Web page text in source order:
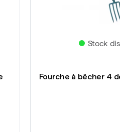
Stock
Fourche à bêcher 4